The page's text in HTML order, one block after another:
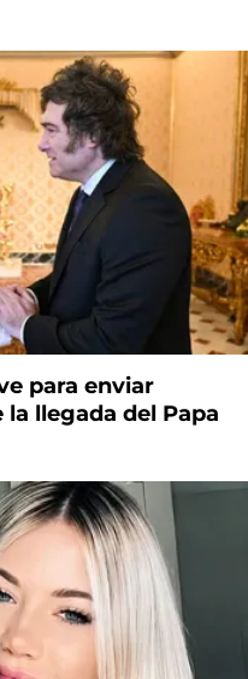
para enviar
llegada del Papa